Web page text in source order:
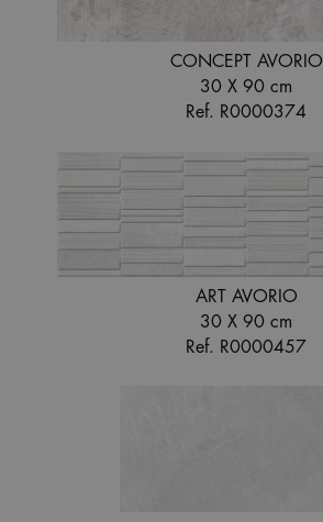
CONCEPT AVORIO
30 X 90 cm
Ref. R0000374
ART AVORIO
30 X 90 cm
Ref. R0000457